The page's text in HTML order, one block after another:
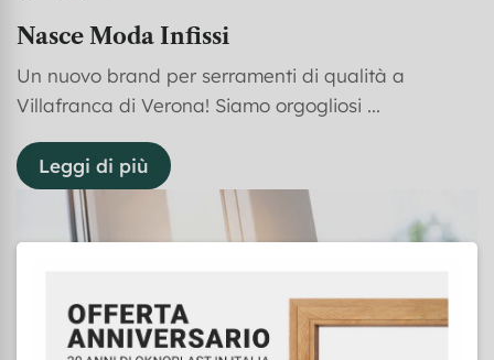
Nasce Moda Infissi
Un nuovo brand per serramenti di qualità a
Villafranca di Verona! Siamo orgogliosi ...
Leggi di più